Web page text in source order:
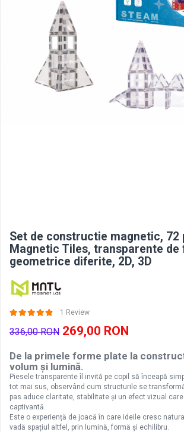
Set de constructie magnetic, 72
Magnetic Tiles, transparente de
geometrice diferite, 2D, 3D
1 Review
336,00 RON 269,00 RON
De la primele forme plate la
volum și lumină.
Piesele transparente îl invită pe copil să înceapă
tot mai sus, observând cum structurile se
pas aduce claritate, stabilitate și un efect vizual
captivantă.
Este o experiență de joacă în care ideile cresc
vadă spațiul altfel, prin lumină, formă și echilibru.